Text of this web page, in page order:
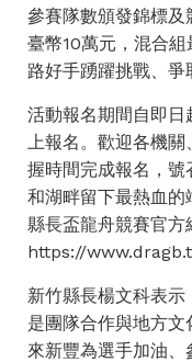
參賽隊數頒發錦標
臺幣10萬元，混合
路好手踴躍挑戰、爭
活動報名期間自即日
上報名。歡迎各機
握時間完成報名，
和湖畔留下最熱血
縣長盃龍舟競賽官方
https://
新竹縣長楊文科表
是團隊合作與地方
來新豐為選手加油